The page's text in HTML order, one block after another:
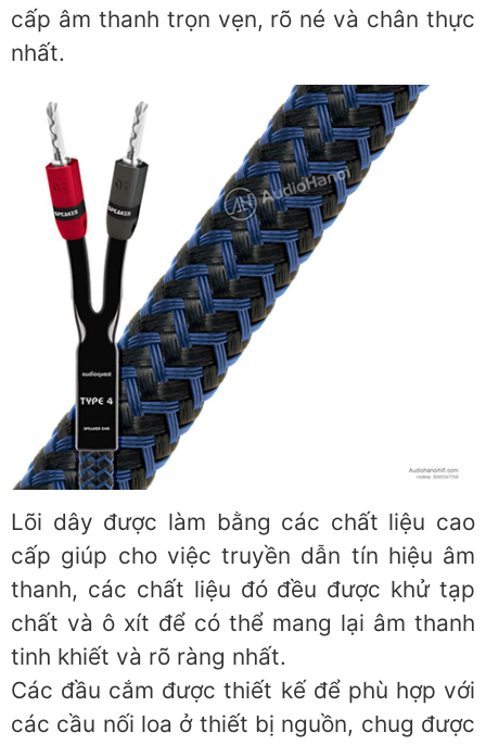
cấp âm thanh trọn vẹn, rõ né và chân thực
nhất.
Lõi dây được làm bằng các chất liệu cao
cấp giúp cho việc truyền dẫn tín hiệu âm
thanh, các chất liệu đó đều được khử tạp
chất và ô xít để có thể mang lại âm thanh
tinh khiết và rõ ràng nhất.
Các đầu cắm được thiết kế để phù hợp với
các cầu nối loa ở thiết bị nguồn, chug được